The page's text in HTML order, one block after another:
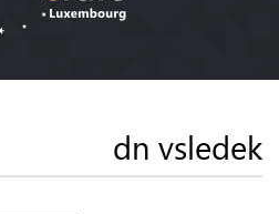
dn vsledek